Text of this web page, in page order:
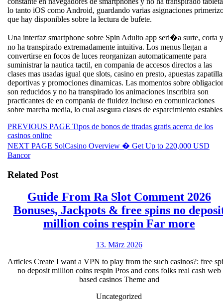
lo tanto iOS como Android, guardando varias asignaciones
que hay disponibles sobre la lectura de bufete.
Una interfaz smartphone sobre Spin Adulto app seri�a surte, corta y
no ha transpirado extremadamente intuitiva. Los menus llegan a
convertirse en focos de luces reorganizan automaticamente para
suministrar la nautica tactil, en compania de accesos directos a las
clases mas usadas igual que slots, casino en presto, apuestas
deportivas y promociones dinamicas. Las momentos sobre
son reducidos y no ha transpirado los animaciones inscribira son
practicantes de en compania de fluidez incluso en comunicaciones
sobre marcha media, lo cual asegura clases de esparcimiento
Beitragsnavigation
PREVIOUS PAGE Previous
Tipos de bonos de tiradas gratis acerca de los
casinos online
NEXT PAGE Next
SolCasino Overview � Get Up to 220,000 USD
Bancor
Related Post
Guide From Ra Slot Comment 2026
Bonuses, Jackpots & free spins no
million coins respin Far more
Slot
13. März 202613.
2026
Articles Create I want a VPN to play from the such casinos?: free
no deposit million coins respin Pros and cons folks real cash web
based casinos Theme and
Uncategorized